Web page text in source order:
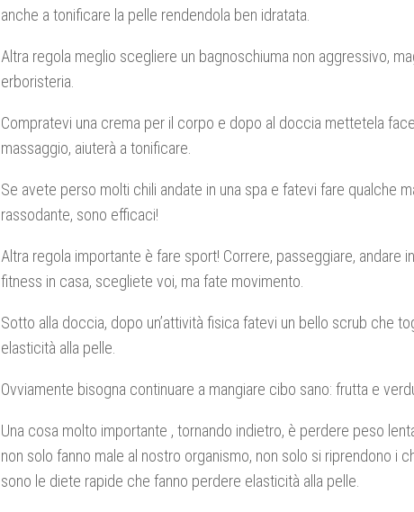
anche a tonificare la pelle rendendola ben idratata.
Altra regola meglio scegliere un bagnoschiuma non aggressivo,
erboristeria.
Compratevi una crema per il corpo e dopo al doccia mettetela
massaggio, aiuterà a tonificare.
Se avete perso molti chili andate in una spa e fatevi fare qualche
rassodante, sono efficaci!
Altra regola importante è fare sport! Correre, passeggiare, andare
fitness in casa, scegliete voi, ma fate movimento.
Sotto alla doccia, dopo un’attività fisica fatevi un bello scrub che
elasticità alla pelle.
Ovviamente bisogna continuare a mangiare cibo sano: frutta e
Una cosa molto importante , tornando indietro, è perdere peso
non solo fanno male al nostro organismo, non solo si riprendono i
sono le diete rapide che fanno perdere elasticità alla pelle.